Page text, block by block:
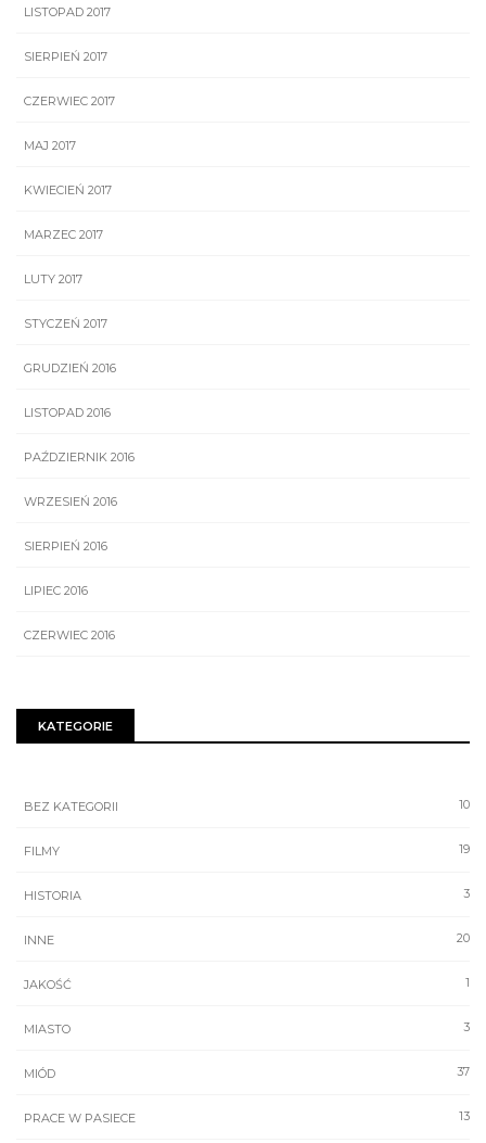
LISTOPAD 2017
SIERPIEŃ 2017
CZERWIEC 2017
MAJ 2017
KWIECIEŃ 2017
MARZEC 2017
LUTY 2017
STYCZEŃ 2017
GRUDZIEŃ 2016
LISTOPAD 2016
PAŹDZIERNIK 2016
WRZESIEŃ 2016
SIERPIEŃ 2016
LIPIEC 2016
CZERWIEC 2016
KATEGORIE
10
BEZ KATEGORII
19
FILMY
3
HISTORIA
20
INNE
1
JAKOŚĆ
3
MIASTO
37
MIÓD
13
PRACE W PASIECE